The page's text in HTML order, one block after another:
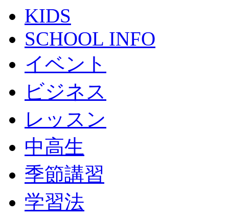
KIDS
SCHOOL INFO
イベント
ビジネス
レッスン
中高生
季節講習
学習法